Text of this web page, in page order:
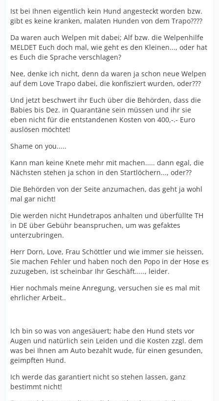
Ist bei Ihnen eigentlich kein Hund angesteckt worden bzw.
gibt es keine kranken, malaten Hunden von dem Trapo????
Da waren auch Welpen mit dabei; Alf bzw. die Welpenhilfe
MELDET Euch doch mal, wie geht es den Kleinen..., oder hat
es Euch die Sprache verschlagen?
Nee, denke ich nicht, denn da waren ja schon neue Welpen
auf dem Love Trapo dabei, die konfisziert wurden, oder???
Und jetzt beschwert ihr Euch über die Behörden, dass die
Babies bis Dez. in Quarantäne sein müssen und ihr sie
eben nicht für die entstandenen Kosten von 400,-.- Euro
auslösen möchtet!
Shame on you.....
Kann man keine Knete mehr mit machen..... dann egal, die
Nächsten stehen ja schon in den Startlöchern..., oder??
Die Behörden von der Seite anzumachen, das geht ja wohl
mal gar nicht!
Die werden nicht Hundetrapos anhalten und überfüllte TH
in DE über Gebühr beanspruchen, um was gefaktes
unterzubringen.
Herr Dorn, Love, Frau Schöttler und wie immer sie heissen,
Sie machen Fehler und haben noch den Popo in der Hose es
zuzugeben, ist scheinbar Ihr Geschäft....., leider.
Hier nochmals meine Anregung, versuchen sie es mal mit
ehrlicher Arbeit..
Ich bin so was von angesäuert; habe den Hund stets vor
Augen und natürlich sein Leiden und die Kosten zzgl. dem
was bei Ihnen am Auto bezahlt wude, für einen gesunden,
geimpften Hund.
Ich werde das garantiert nicht so stehen lassen, ganz
bestimmt nicht!